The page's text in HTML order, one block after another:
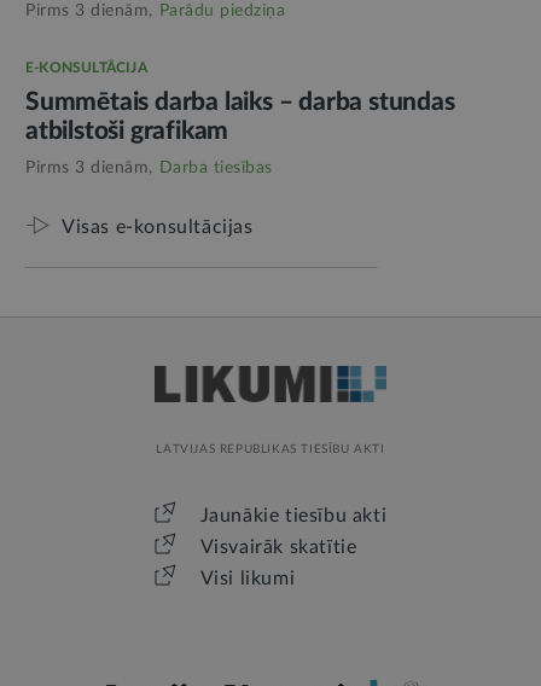
Pirms 3 dienām, Parādu piedziņa
E-KONSULTĀCIJA
Summētais darba laiks – darba stundas
atbilstoši grafikam
Pirms 3 dienām, Darba tiesības
Visas e-konsultācijas
LATVIJAS REPUBLIKAS TIESĪBU AKTI
Jaunākie tiesību akti
Visvairāk skatītie
Visi likumi